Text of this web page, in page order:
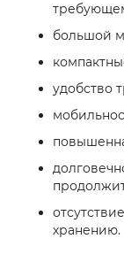
большой
удобство
хранению.